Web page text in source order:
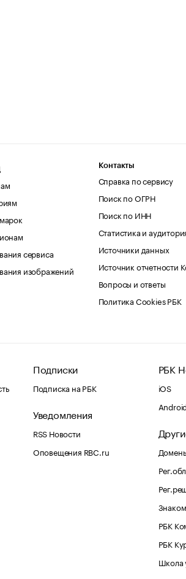
сервиса
изображений
Контакты
Справка по сервису
Поиск по ОГРН
Поиск по ИНН
Статистика и
Источники данных
Источник отчетности
Вопросы и ответы
Политика Cookies РБК
Подписки
Подписка на РБК
Уведомления
RSS Новости
Оповещения RBC.ru
РБК
iOS
РБК
РБК
Школа